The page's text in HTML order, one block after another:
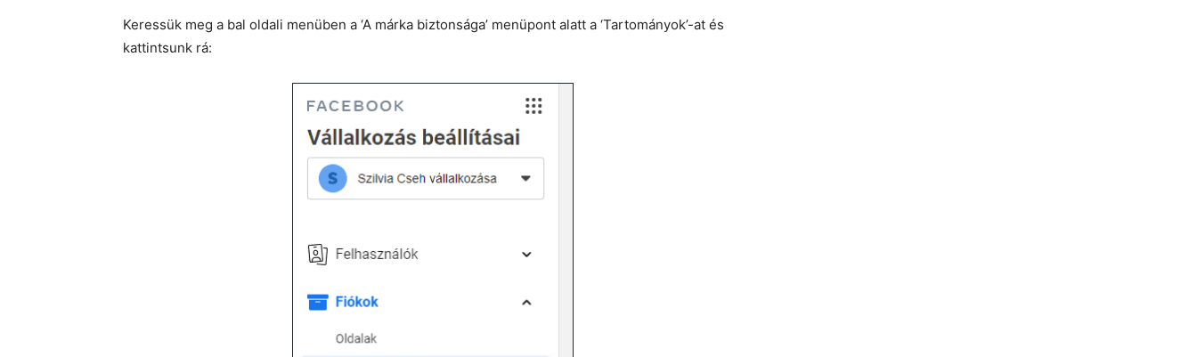
Keressük meg a bal oldali menüben a ‘A márka biztonsága’ menüpont alatt a ‘Tartományok’-at és
kattintsunk rá: